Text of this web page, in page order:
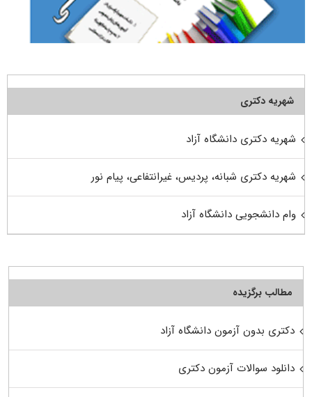
شهریه دکتری
شهریه دکتری دانشگاه آزاد
شهریه دکتری شبانه، پردیس، غیرانتفاعی، پیام نور
وام دانشجویی دانشگاه آزاد
مطالب برگزیده
دکتری بدون آزمون دانشگاه آزاد
دانلود سوالات آزمون دکتری